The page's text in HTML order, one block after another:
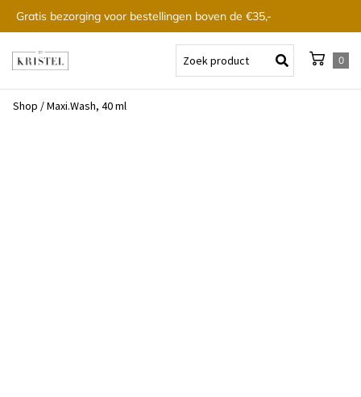
Gratis bezorging voor bestellingen boven de €35,-
0
Shop /Maxi.Wash, 40 ml